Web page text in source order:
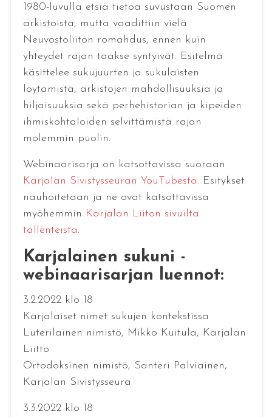
1980-luvulla etsiä tietoa suvustaan Suomen
arkistoista, mutta vaadittiin vielä
Neuvostoliiton romahdus, ennen kuin
yhteydet rajan taakse syntyivät. Esitelmä
käsittelee sukujuurten ja sukulaisten
löytämistä, arkistojen mahdollisuuksia ja
hiljaisuuksia sekä perhehistorian ja kipeiden
ihmiskohtaloiden selvittämistä rajan
molemmin puolin.
Webinaarisarja on katsottavissa suoraan
Karjalan Sivistysseuran YouTubesta. Esitykset
nauhoitetaan ja ne ovat katsottavissa
myöhemmin Karjalan Liiton sivuilta
tallenteista.
Karjalainen sukuni -
webinaarisarjan luennot:
3.2.2022 klo 18
Karjalaiset nimet sukujen kontekstissa
Luterilainen nimistö, Mikko Kuitula, Karjalan
Liitto
Ortodoksinen nimistö, Santeri Palviainen,
Karjalan Sivistysseura
3.3.2022 klo 18